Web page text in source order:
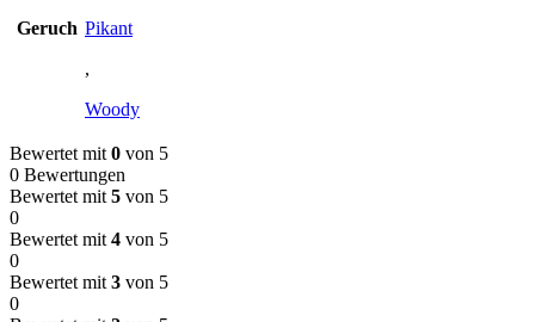
Geruch Pikant
,
Woody
Bewertet mit 0 von 5
0 Bewertungen
Bewertet mit 5 von 5
0
Bewertet mit 4 von 5
0
Bewertet mit 3 von 5
0